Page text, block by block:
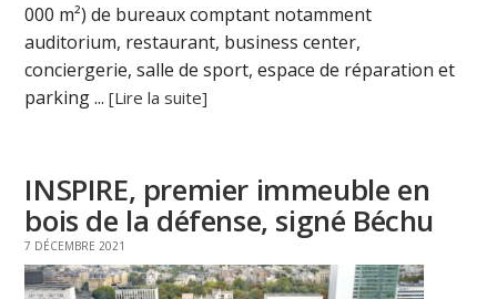
000 m²) de bureaux comptant notamment
auditorium, restaurant, business center,
conciergerie, salle de sport, espace de réparation et
parking ...[Lire la suite]
INSPIRE, premier immeuble en
bois de la défense, signé Béchu
7 DÉCEMBRE 2021